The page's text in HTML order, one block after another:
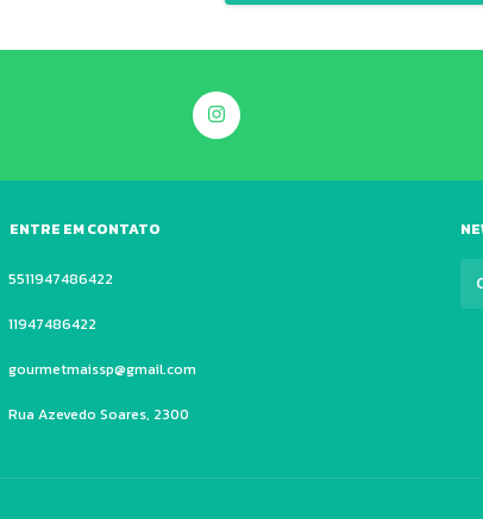
ENTRE EM CONTATO
5511947486422
11947486422
gourmetmaissp@gmail.com
Rua Azevedo Soares, 2300